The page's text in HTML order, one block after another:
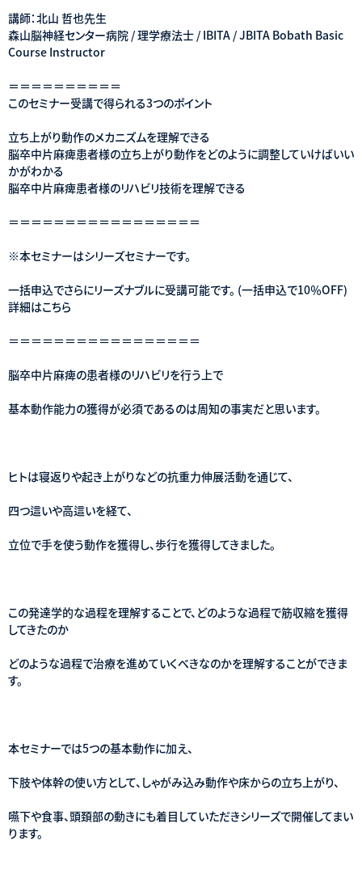
講師：北山 哲也先生
森山脳神経センター病院 / 理学療法士 / IBITA / JBITA Bobath Basic
Course Instructor
＝＝＝＝＝＝＝＝＝＝
このセミナー受講で得られる3つのポイント
立ち上がり動作のメカニズムを理解できる
脳卒中片麻痺患者様の立ち上がり動作をどのように調整していけばいい
かがわかる
脳卒中片麻痺患者様のリハビリ技術を理解できる
＝＝＝＝＝＝＝＝＝＝＝＝＝＝＝＝＝
※本セミナーはシリーズセミナーです。
一括申込でさらにリーズナブルに受講可能です。 (一括申込で10％OFF)
詳細はこちら
＝＝＝＝＝＝＝＝＝＝＝＝＝＝＝＝＝
脳卒中片麻痺の患者様のリハビリを行う上で
基本動作能力の獲得が必須であるのは周知の事実だと思います。
ヒトは寝返りや起き上がりなどの抗重力伸展活動を通じて、
四つ這いや高這いを経て、
立位で手を使う動作を獲得し、歩行を獲得してきました。
この発達学的な過程を理解することで、どのような過程で筋収縮を獲得
してきたのか
どのような過程で治療を進めていくべきなのかを理解することができま
す。
本セミナーでは5つの基本動作に加え、
下肢や体幹の使い方として、しゃがみ込み動作や床からの立ち上がり、
嚥下や食事、頭頚部の動きにも着目していただきシリーズで開催してまい
ります。